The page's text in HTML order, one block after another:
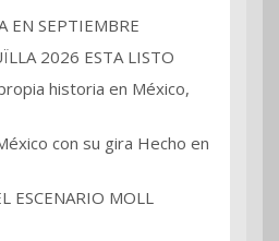
EN SEPTIEMBRE
2026 ESTA LISTO
historia en México,
con su gira Hecho en
ESCENARIO MOLL